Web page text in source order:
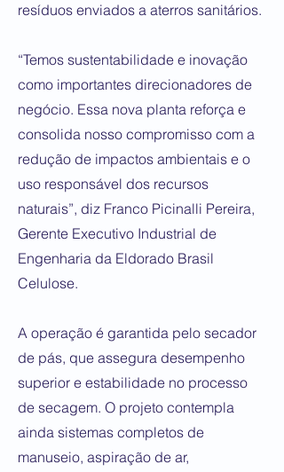
resíduos enviados a aterros sanitários.
“Temos sustentabilidade e inovação
como importantes direcionadores de
negócio. Essa nova planta reforça e
consolida nosso compromisso com a
redução de impactos ambientais e o
uso responsável dos recursos
naturais”, diz Franco Picinalli Pereira,
Gerente Executivo Industrial de
Engenharia da Eldorado Brasil
Celulose.
A operação é garantida pelo secador
de pás, que assegura desempenho
superior e estabilidade no processo
de secagem. O projeto contempla
ainda sistemas completos de
manuseio, aspiração de ar,